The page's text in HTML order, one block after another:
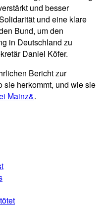
und besser
und eine klare
Bund, um den
in Deutschland zu
Daniel Köfer.
Bericht zur
herkommt, und wie sie
Mainz&.